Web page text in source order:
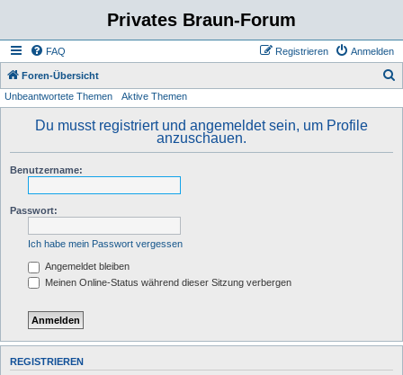
Privates Braun-Forum
FAQ Anmelden
Registrieren
Foren-Übersicht
Unbeantwortete Themen Aktive Themen
Du musst registriert und angemeldet sein, um Profile
anzuschauen.
Benutzername:
Passwort:
Ich habe mein Passwort vergessen
Angemeldet bleiben
Meinen Online-Status während dieser Sitzung verbergen
REGISTRIEREN